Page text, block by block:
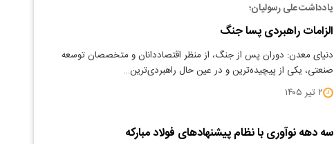
یادداشت علی رسولیان؛
الزامات راهبردی پسا جنگ
دنیای معدن: دوران پس از جنگ، از منظر اقتصاددانان و متخصصان توسعه
صنعتی، یکی از پیچیده‌ترین و در عین حال راهبردی‌ترین…
۲ تیر ۱۴۰۵
سه دهه نوآوری با نظام پیشنهادهای فولاد مبارکه